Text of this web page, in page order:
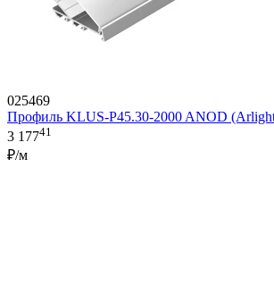
025469
Профиль KLUS-P45.30-2000 ANOD
3 17741
₽/м